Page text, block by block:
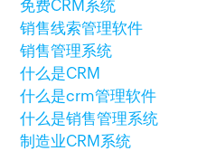
免费CRM系统
销售线索管理软件
销售管理系统
什么是CRM
什么是crm管理软件
什么是销售管理系统
制造业CRM系统